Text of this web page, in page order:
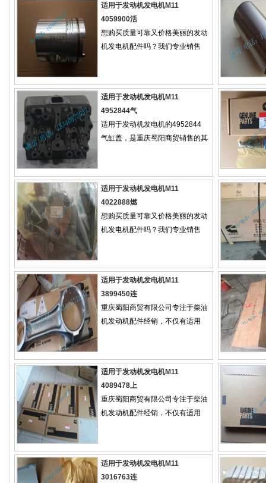
适用于发动机发电机M11
4059900活
想购买质量可靠又价格美丽的发动
机发电机配件吗？我们专业销售
适用于发动机发电机M11
4952844气
适用于发动机发电机的4952844
气缸盖，是重庆蜀阳商贸销售的其
适用于发动机发电机M11
4022888燃
想购买质量可靠又价格美丽的发动
机发电机配件吗？我们专业销售
适用于发动机发电机M11
3899450连
重庆蜀阳商贸有限公司专注于柴油
机发动机配件经销，不仅有适用
适用于发动机发电机M11
4089478上
重庆蜀阳商贸有限公司专注于柴油
机发动机配件经销，不仅有适用
适用于发动机发电机M11
3016763连